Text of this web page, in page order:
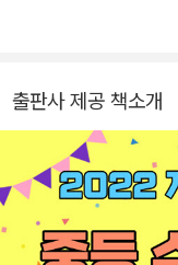
출판사 제공 책소개